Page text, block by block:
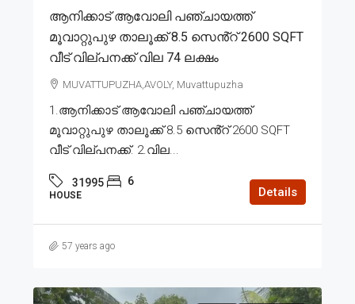
ആനിക്കാട് ആവോലി പഞ്ചായത്ത്
മൂവാറ്റുപുഴ താലൂക്ക് 8.5 സെൻ്റ് 2600 SQFT
വീട് വില്പനക്ക് വില 74 ലക്ഷം
MUVATTUPUZHA,AVOLY, Muvattupuzha
1.ആനിക്കാട് ആവോലി പഞ്ചായത്ത്
മൂവാറ്റുപുഴ താലൂക്ക് 8.5 സെൻ്റ് 2600 SQFT
വീട് വില്പനക്ക്. 2.വില...
31995 6
HOUSE Details
57 years ago